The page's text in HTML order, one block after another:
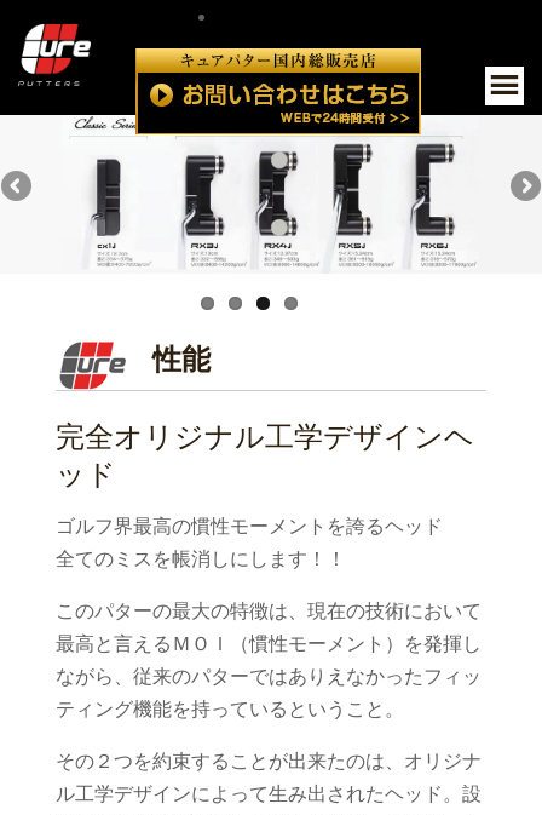
content
性能
完全オリジナル工学デザインヘ
ッド
ゴルフ界最高の慣性モーメントを誇るヘッド
全てのミスを帳消しにします！！
このパターの最大の特徴は、現在の技術において
最高と言えるＭＯＩ（慣性モーメント）を発揮し
ながら、従来のパターではありえなかったフィッ
ティング機能を持っているということ。
その２つを約束することが出来たのは、オリジナ
ル工学デザインによって生み出されたヘッド。設